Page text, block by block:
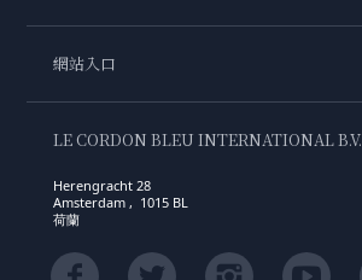
網站入口
LE CORDON BLEU INTERNATIONAL B.V.
Herengracht 28
Amsterdam , 1015 BL
荷蘭